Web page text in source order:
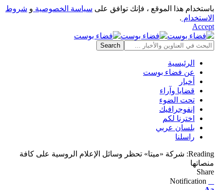
باستخدام هذا الموقع ، فإنك توافق على سياسة الخصوصية و شروط
الاستخدام .
Accept
الرئيسية
عن فضاء بوست
أخبار
قضايا وآراء
تحت الضوء
إنفوجرافيك
اخترنا لكم
بلسان عربي
راسلنا
Reading: شركة «ميتا» تحظر وسائل الإعلام الروسية على كافة
منصاتها
Share
Notification